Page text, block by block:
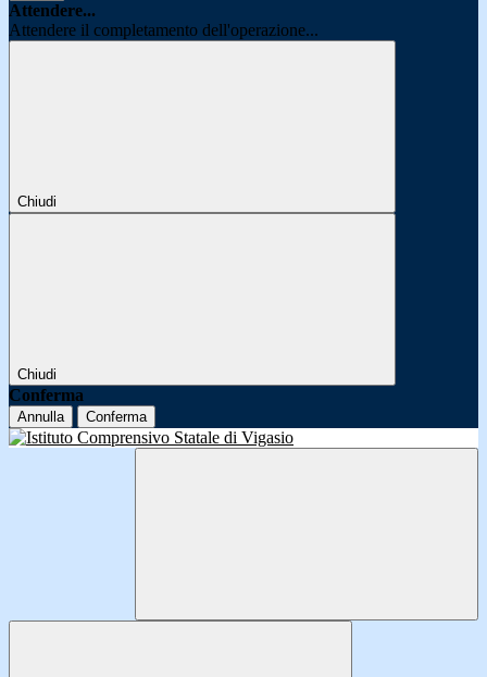
Attendere...
Attendere il completamento dell'operazione...
Chiudi
Chiudi
Conferma
Annulla Conferma